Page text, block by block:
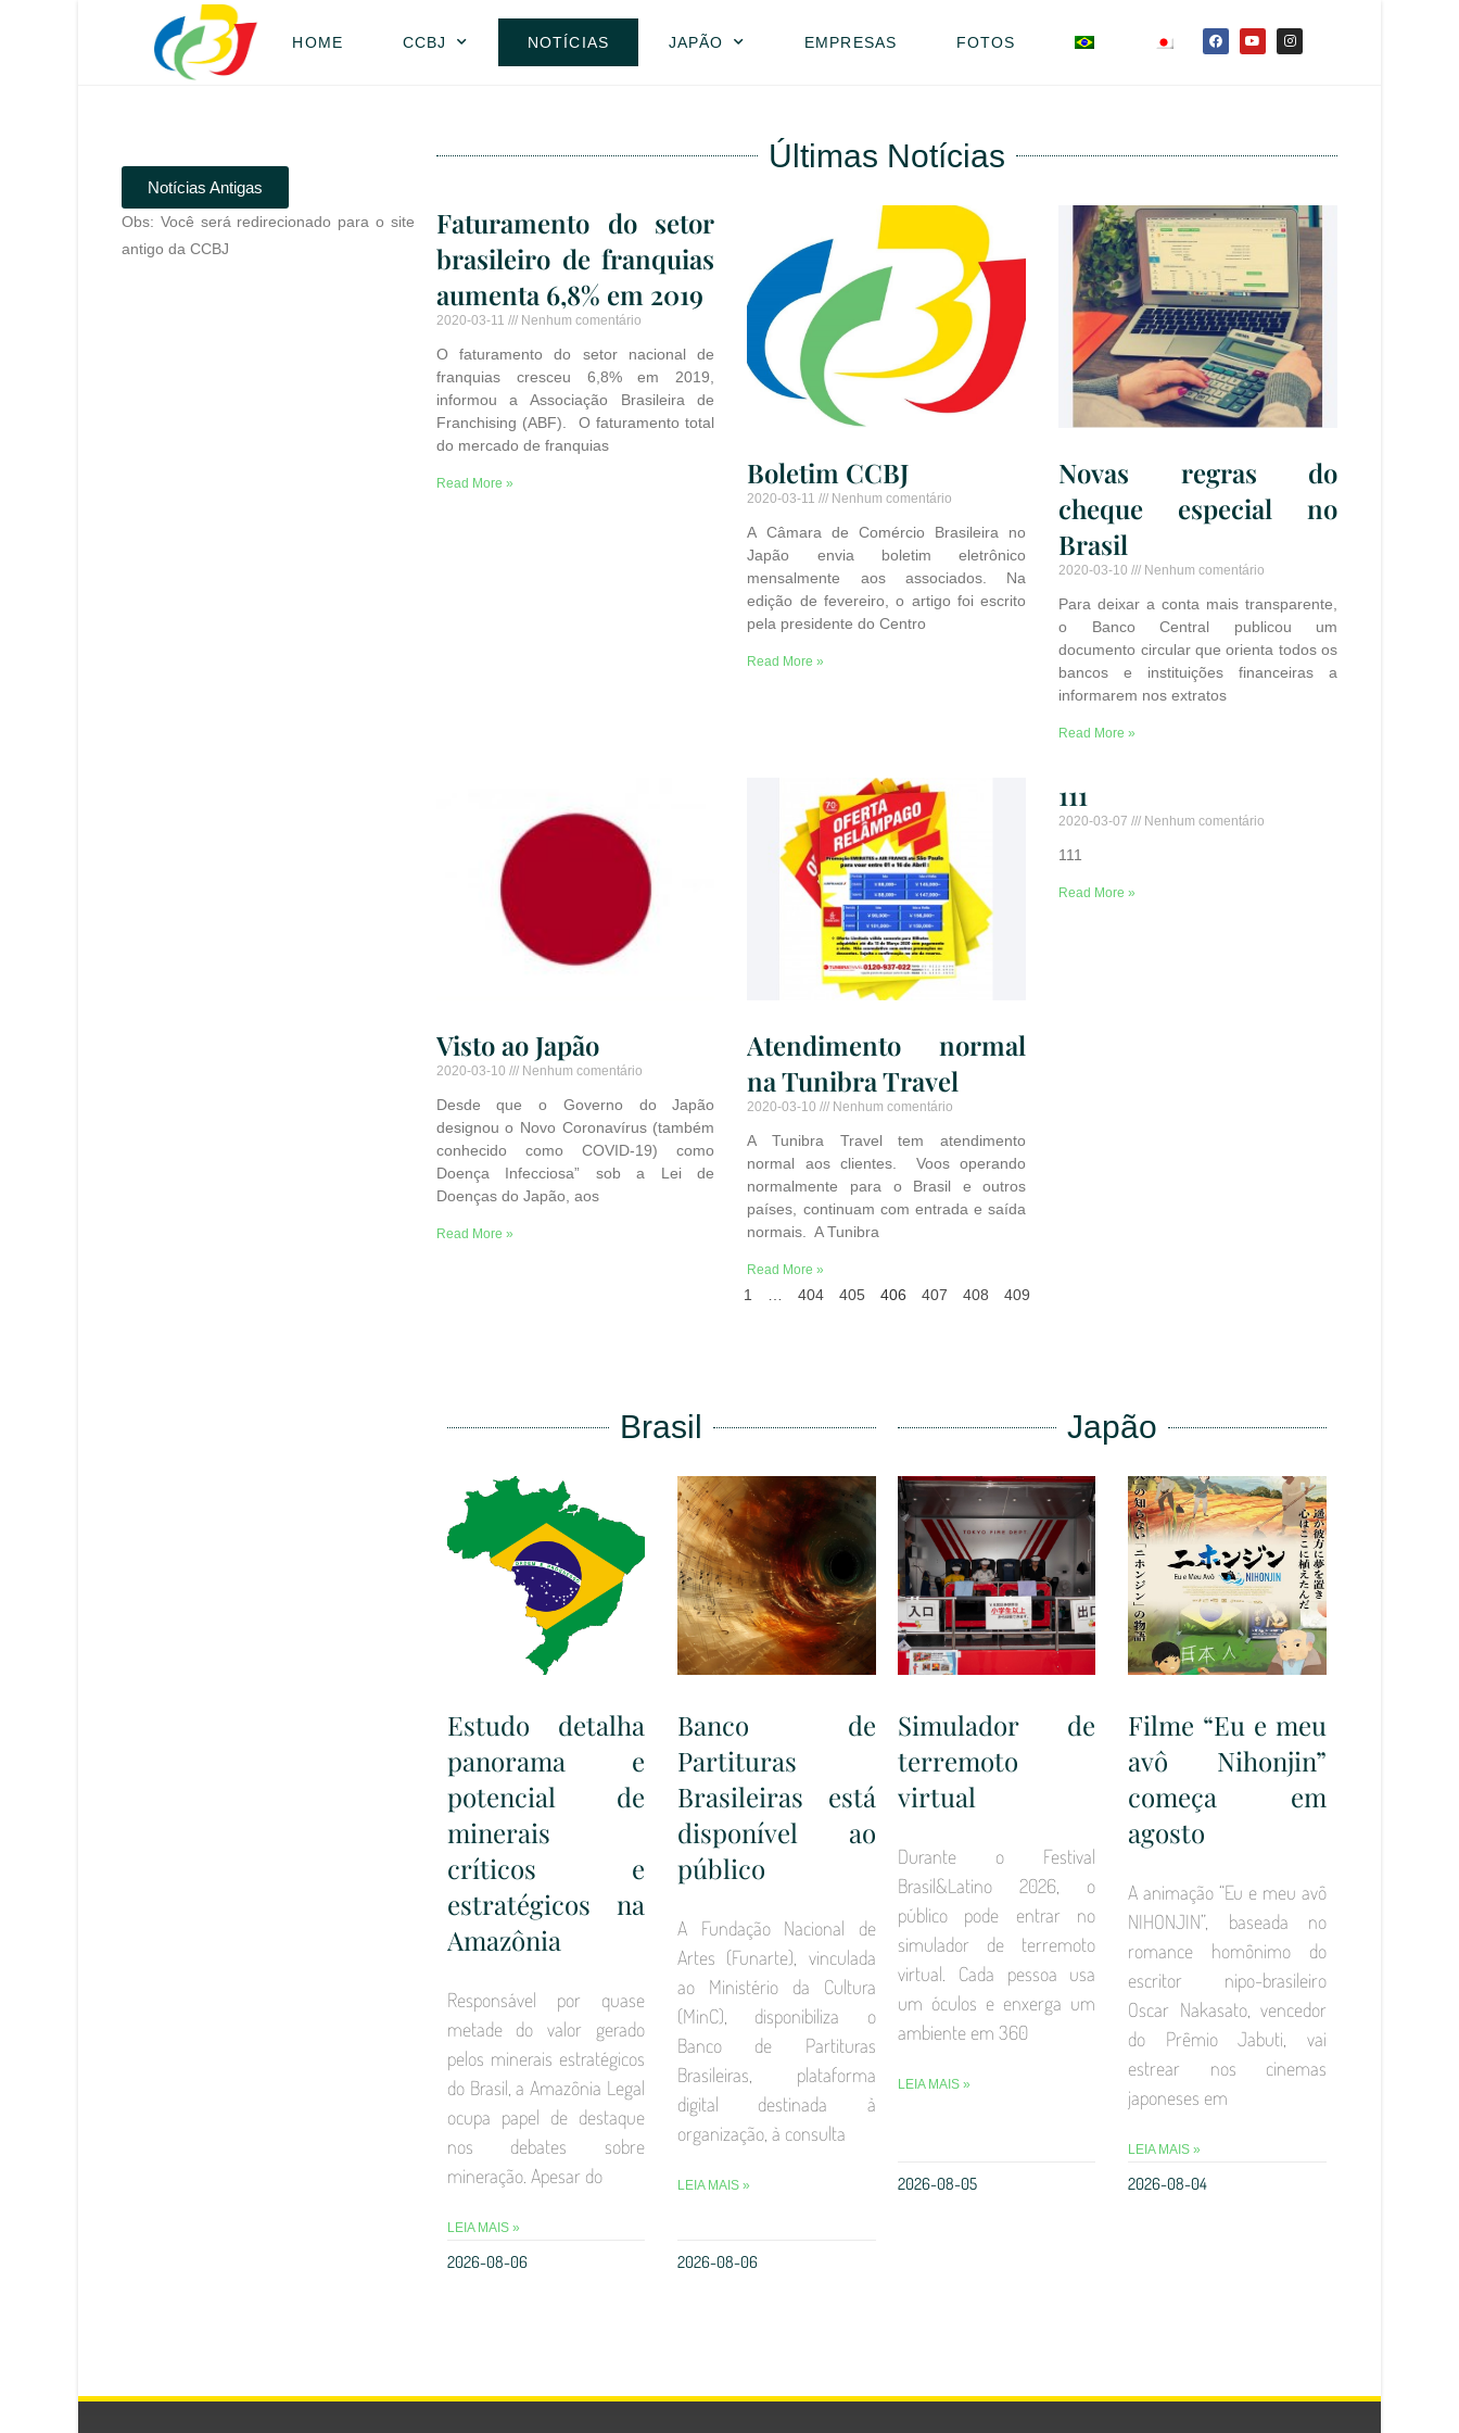
HOME CCBJ NOTÍCIAS JAPÃO EMPRESAS FOTOS
Notícias Antigas
Obs: Você será redirecionado para o site
antigo da CCBJ
Últimas Notícias
Faturamento do setor
brasileiro de franquias
aumenta 6,8% em 2019
2020-03-11 Nenhum comentário
O faturamento do setor nacional de
franquias cresceu 6,8% em 2019,
informou a Associação Brasileira de
Franchising (ABF). O faturamento total
do mercado de franquias
Read More » Boletim CCBJ
2020-03-11 Nenhum comentário
A Câmara de Comércio Brasileira no
Japão envia boletim eletrônico
mensalmente aos associados. Na
edição de fevereiro, o artigo foi escrito
pela presidente do Centro
Read More »
Novas regras do
cheque especial no
Brasil
2020-03-10 Nenhum comentário
Para deixar a conta mais transparente,
o Banco Central publicou um
documento circular que orienta todos os
bancos e instituições financeiras a
informarem nos extratos
Read More »
Visto ao Japão
2020-03-10 Nenhum comentário
Desde que o Governo do Japão
designou o Novo Coronavírus (também
conhecido como COVID-19) como
Doença Infecciosa” sob a Lei de
Doenças do Japão, aos
Read More »
Atendimento normal
na Tunibra Travel
2020-03-10 Nenhum comentário
A Tunibra Travel tem atendimento
normal aos clientes. Voos operando
normalmente para o Brasil e outros
países, continuam com entrada e saída
normais. A Tunibra
Read More »
111
2020-03-07 Nenhum comentário
111
Read More »
1 … 404 405 406 407 408 409
Brasil
Estudo detalha
panorama e
potencial de
minerais
críticos e
estratégicos na
Amazônia
Responsável por quase
metade do valor gerado
pelos minerais estratégicos
do Brasil, a Amazônia Legal
ocupa papel de destaque
nos debates sobre
mineração. Apesar do
LEIA MAIS »
2026-08-06
Banco de
Partituras
Brasileiras está
disponível ao
público
A Fundação Nacional de
Artes (Funarte), vinculada
ao Ministério da Cultura
(MinC), disponibiliza o
Banco de Partituras
Brasileiras, plataforma
digital destinada à
organização, à consulta
LEIA MAIS »
2026-08-06
Japão
Simulador de
terremoto
virtual
Durante o Festival
Brasil&Latino 2026, o
público pode entrar no
simulador de terremoto
virtual. Cada pessoa usa
um óculos e enxerga um
ambiente em 360
LEIA MAIS »
2026-08-05
Filme “Eu e meu
avô Nihonjin”
começa em
agosto
A animação “Eu e meu avô
NIHONJIN”, baseada no
romance homônimo do
escritor nipo-brasileiro
Oscar Nakasato, vencedor
do Prêmio Jabuti, vai
estrear nos cinemas
japoneses em
LEIA MAIS »
2026-08-04